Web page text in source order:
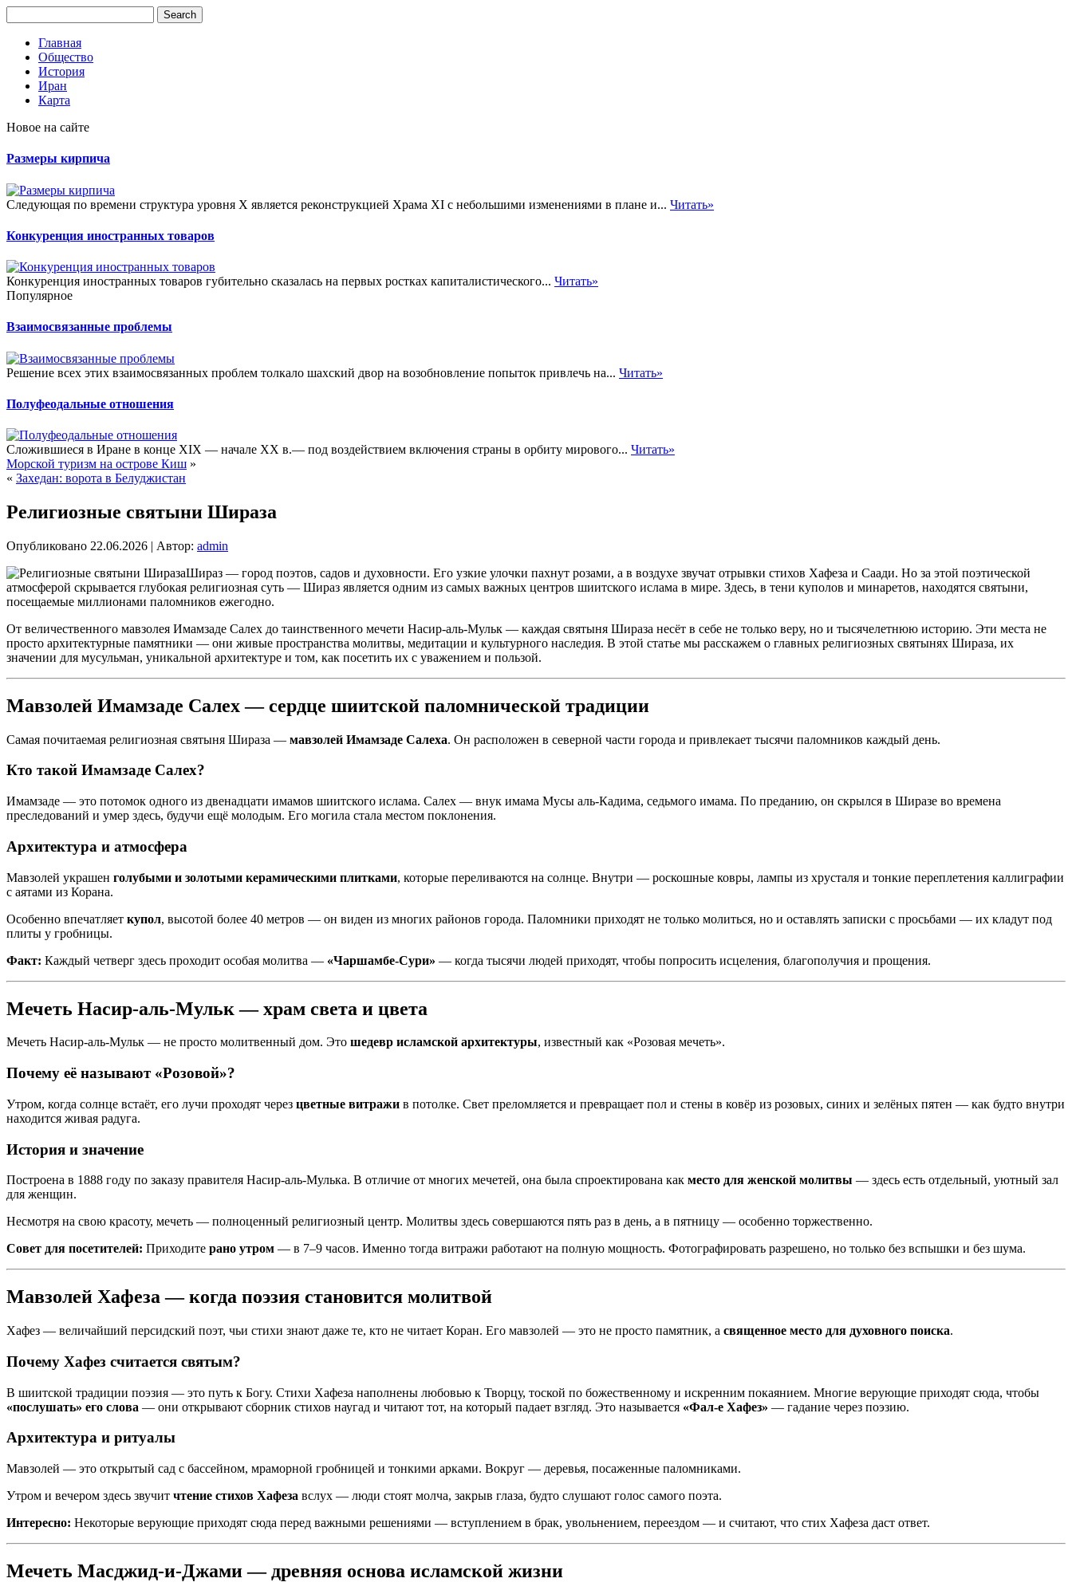
Главная
Общество
История
Иран
Карта
Новое на сайте
Размеры кирпича
Следующая по времени структура уровня X является реконструкцией Храма XI с небольшими изменениями в плане и... Читать»
Конкуренция иностранных товаров
Конкуренция иностранных товаров губительно сказалась на первых ростках капиталистического... Читать»
Популярное
Взаимосвязанные проблемы
Решение всех этих взаимосвязанных проблем толкало шахский двор на возобновление попыток привлечь на... Читать»
Полуфеодальные отношения
Сложившиеся в Иране в конце XIX — начале XX в.— под воздействием включения страны в орбиту мирового... Читать»
Морской туризм на острове Киш »
« Захедан: ворота в Белуджистан
Религиозные святыни Шираза
Опубликовано 22.06.2026 | Автор: admin
Шираз — город поэтов, садов и духовности. Его узкие улочки пахнут розами, а в воздухе звучат отрывки стихов Хафеза и Саади. Но за этой поэтической
атмосферой скрывается глубокая религиозная суть — Шираз является одним из самых важных центров шиитского ислама в мире. Здесь, в тени куполов и минаретов, находятся святыни,
посещаемые миллионами паломников ежегодно.
От величественного мавзолея Имамзаде Салех до таинственного мечети Насир-аль-Мульк — каждая святыня Шираза несёт в себе не только веру, но и тысячелетнюю историю. Эти места не
просто архитектурные памятники — они живые пространства молитвы, медитации и культурного наследия. В этой статье мы расскажем о главных религиозных святынях Шираза, их
значении для мусульман, уникальной архитектуре и том, как посетить их с уважением и пользой.
Мавзолей Имамзаде Салех — сердце шиитской паломнической традиции
Самая почитаемая религиозная святыня Шираза — мавзолей Имамзаде Салеха. Он расположен в северной части города и привлекает тысячи паломников каждый день.
Кто такой Имамзаде Салех?
Имамзаде — это потомок одного из двенадцати имамов шиитского ислама. Салех — внук имама Мусы аль-Кадима, седьмого имама. По преданию, он скрылся в Ширазе во времена
преследований и умер здесь, будучи ещё молодым. Его могила стала местом поклонения.
Архитектура и атмосфера
Мавзолей украшен голубыми и золотыми керамическими плитками, которые переливаются на солнце. Внутри — роскошные ковры, лампы из хрусталя и тонкие переплетения каллиграфии
с аятами из Корана.
Особенно впечатляет купол, высотой более 40 метров — он виден из многих районов города. Паломники приходят не только молиться, но и оставлять записки с просьбами — их кладут под
плиты у гробницы.
Факт: Каждый четверг здесь проходит особая молитва — «Чаршамбе-Сури» — когда тысячи людей приходят, чтобы попросить исцеления, благополучия и прощения.
Мечеть Насир-аль-Мульк — храм света и цвета
Мечеть Насир-аль-Мульк — не просто молитвенный дом. Это шедевр исламской архитектуры, известный как «Розовая мечеть».
Почему её называют «Розовой»?
Утром, когда солнце встаёт, его лучи проходят через цветные витражи в потолке. Свет преломляется и превращает пол и стены в ковёр из розовых, синих и зелёных пятен — как будто внутри
находится живая радуга.
История и значение
Построена в 1888 году по заказу правителя Насир-аль-Мулька. В отличие от многих мечетей, она была спроектирована как место для женской молитвы — здесь есть отдельный, уютный зал
для женщин.
Несмотря на свою красоту, мечеть — полноценный религиозный центр. Молитвы здесь совершаются пять раз в день, а в пятницу — особенно торжественно.
Совет для посетителей: Приходите рано утром — в 7–9 часов. Именно тогда витражи работают на полную мощность. Фотографировать разрешено, но только без вспышки и без шума.
Мавзолей Хафеза — когда поэзия становится молитвой
Хафез — величайший персидский поэт, чьи стихи знают даже те, кто не читает Коран. Его мавзолей — это не просто памятник, а священное место для духовного поиска.
Почему Хафез считается святым?
В шиитской традиции поэзия — это путь к Богу. Стихи Хафеза наполнены любовью к Творцу, тоской по божественному и искренним покаянием. Многие верующие приходят сюда, чтобы
«послушать» его слова — они открывают сборник стихов наугад и читают тот, на который падает взгляд. Это называется «Фал-е Хафез» — гадание через поэзию.
Архитектура и ритуалы
Мавзолей — это открытый сад с бассейном, мраморной гробницей и тонкими арками. Вокруг — деревья, посаженные паломниками.
Утром и вечером здесь звучит чтение стихов Хафеза вслух — люди стоят молча, закрыв глаза, будто слушают голос самого поэта.
Интересно: Некоторые верующие приходят сюда перед важными решениями — вступлением в брак, увольнением, переездом — и считают, что стих Хафеза даст ответ.
Мечеть Масджид-и-Джами — древняя основа исламской жизни